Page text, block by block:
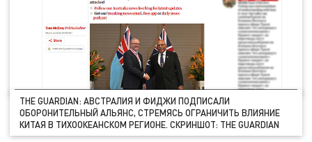
THE GUARDIAN: АВСТРАЛИЯ И ФИДЖИ ПОДПИСАЛИ
ОБОРОНИТЕЛЬНЫЙ АЛЬЯНС, СТРЕМЯСЬ ОГРАНИЧИТЬ ВЛИЯНИЕ
КИТАЯ В ТИХООКЕАНСКОМ РЕГИОНЕ. СКРИНШОТ: THЕ GUARDIAN